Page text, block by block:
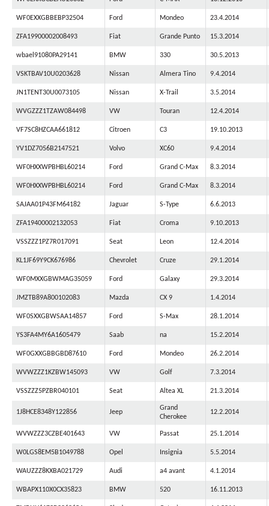
WF0EXXGBBEBP32504 Ford Mondeo 23.4.2014
ZFA19900002008493 Fiat Grande Punto 15.3.2014
wbael91080PA29141 BMW 330 30.5.2013
VSKTBAV10U0203628 Nissan Almera Tino 9.4.2014
JN1TENT30U0073105 Nissan X-Trail 3.5.2014
WVGZZZ1TZAW084498 VW Touran 12.4.2014
VF7SC8HZCAA661812 Citroen C3 19.10.2013
YV1DZ7056B2147521 Volvo XC60 9.4.2014
WF0HXXWPBHBL60214 Ford Grand C-Max 8.3.2014
WF0HXXWPBHBL60214 Ford Grand C-Max 8.3.2014
SAJAA01P43FM64182 Jaguar S-Type 6.6.2013
ZFA19400002132053 Fiat Croma 9.10.2013
VSSZZZ1PZ7R017091 Seat Leon 12.4.2014
KL1JF69Y9CK676986 Chevrolet Cruze 29.1.2014
WF0MXXGBWMAG35059 Ford Galaxy 29.3.2014
JMZTB89A800102083 Mazda CX 9 1.4.2014
WF0SXXGBWSAA14857 Ford S-Max 28.1.2014
YS3FA4MY6A1605479 Saab na 15.2.2014
WF0GXXGBBGBD87610 Ford Mondeo 26.2.2014
WVWZZZ1KZBW145093 VW Golf 7.3.2014
VSSZZZ5PZBR040101 Seat Altea XL 21.3.2014
1J8HCE8348Y122856 Jeep
Grand
Cherokee
12.2.2014
WVWZZZ3CZBE401643 VW Passat 25.1.2014
W0LGS8EM5B1049788 Opel Insignia 5.5.2014
WAUZZZ8KXBA021729 Audi a4 avant 4.1.2014
WBAPX110X0CX35823 BMW 520 16.11.2013